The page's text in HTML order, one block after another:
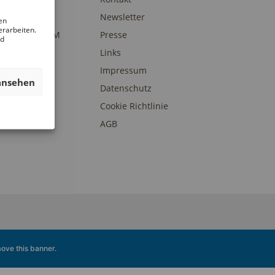
des DAM
Newsletter
Presse
Links
Impressum
Datenschutz
Cookie Richtlinie
AGB
this banner.